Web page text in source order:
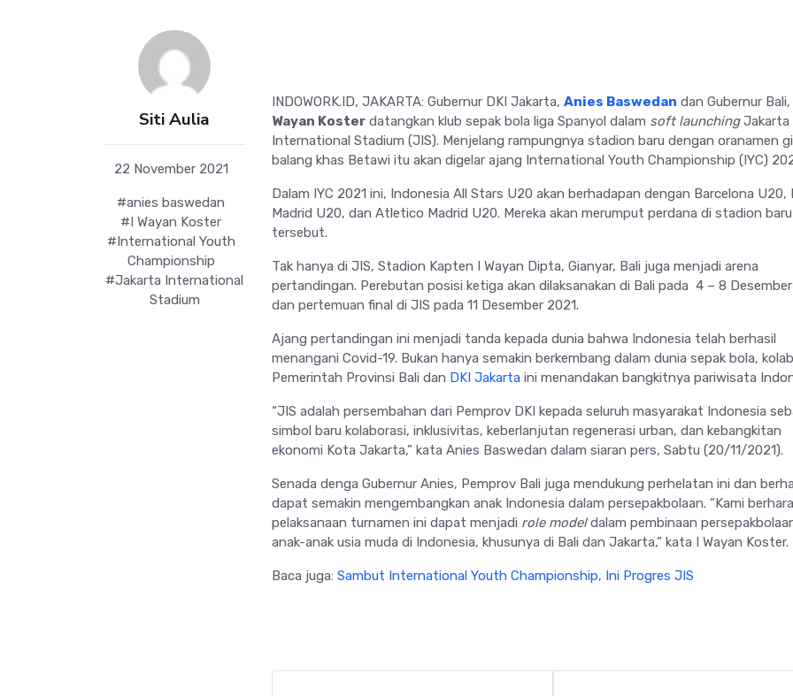
Siti Aulia
22 November 2021
#anies baswedan
#I Wayan Koster
#International Youth
Championship
#Jakarta International
Stadium
INDOWORK.ID, JAKARTA: Gubernur DKI Jakarta, Anies Baswedan dan Gubernur Bali,
Wayan Koster datangkan klub sepak bola liga Spanyol dalam soft launchingJakarta
International Stadium (JIS). Menjelang rampungnya stadion baru dengan oranamen
balang khas Betawi itu akan digelar ajang International Youth Championship (IYC)
Dalam IYC 2021 ini, Indonesia All Stars U20 akan berhadapan dengan Barcelona U20,
Madrid U20, dan Atletico Madrid U20. Mereka akan merumput perdana di stadion baru
tersebut.
Tak hanya di JIS, Stadion Kapten I Wayan Dipta, Gianyar, Bali juga menjadi arena
pertandingan. Perebutan posisi ketiga akan dilaksanakan di Bali pada 4 – 8
dan pertemuan final di JIS pada 11 Desember 2021.
Ajang pertandingan ini menjadi tanda kepada dunia bahwa Indonesia telah berhasil
menangani Covid-19. Bukan hanya semakin berkembang dalam dunia sepak bola,
Pemerintah Provinsi Bali dan DKI Jakarta ini menandakan bangkitnya pariwisata
“JIS adalah persembahan dari Pemprov DKI kepada seluruh masyarakat Indonesia
simbol baru kolaborasi, inklusivitas, keberlanjutan regenerasi urban, dan kebangkitan
ekonomi Kota Jakarta,” kata Anies Baswedan dalam siaran pers, Sabtu (20/11/2021).
Senada denga Gubernur Anies, Pemprov Bali juga mendukung perhelatan ini dan
dapat semakin mengembangkan anak Indonesia dalam persepakbolaan. “Kami
pelaksanaan turnamen ini dapat menjadi role modeldalam pembinaan
anak-anak usia muda di Indonesia, khusunya di Bali dan Jakarta,” kata I Wayan Koster.
Baca juga: Sambut International Youth Championship, Ini Progres JIS